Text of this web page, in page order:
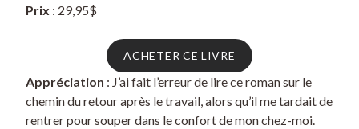
Prix : 29,95$
ACHETER CE LIVRE
Appréciation : J’ai fait l’erreur de lire ce roman sur le
chemin du retour après le travail, alors qu’il me tardait de
rentrer pour souper dans le confort de mon chez-moi.